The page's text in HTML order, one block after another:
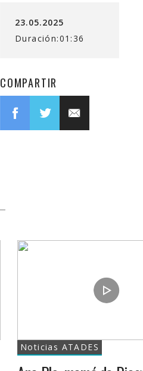
23.05.2025
Duración:01:36
COMPARTIR
Facebook Twitter
enlace
Noticias ATADES